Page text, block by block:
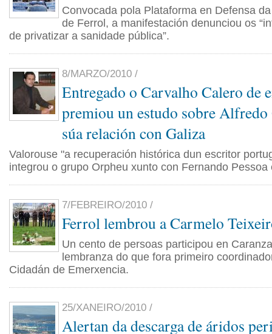
Convocada pola Plataforma en Defensa
de Ferrol, a manifestación denunciou os
de privatizar a sanidade pública”.
8/MARZO/2010 /
Entregado o Carvalho Calero de
premiou un estudo sobre Alfredo
súa relación con Galiza
Valorouse "a recuperación histórica dun escritor
integrou o grupo Orpheu xunto con Fernando Pessoa
7/FEBREIRO/2010 /
Ferrol lembrou a Carmelo
Un cento de persoas participou en
lembranza do que fora primeiro
Cidadán de Emerxencia.
25/XANEIRO/2010 /
Alertan da descarga de áridos